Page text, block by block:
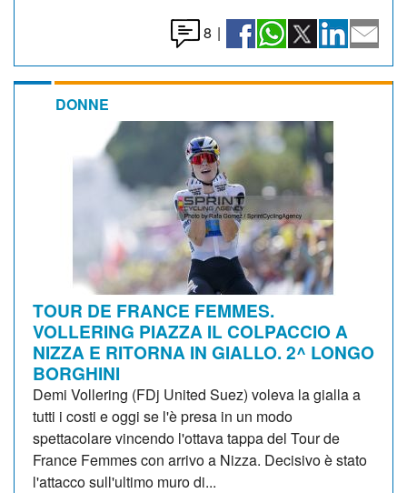
8 |
DONNE
TOUR DE FRANCE FEMMES.
VOLLERING PIAZZA IL COLPACCIO A
NIZZA E RITORNA IN GIALLO. 2^ LONGO
BORGHINI
Demi Vollering (FDj United Suez) voleva la gialla a
tutti i costi e oggi se l'è presa in un modo
spettacolare vincendo l'ottava tappa del Tour de
France Femmes con arrivo a Nizza. Decisivo è stato
l'attacco sull'ultimo muro di...